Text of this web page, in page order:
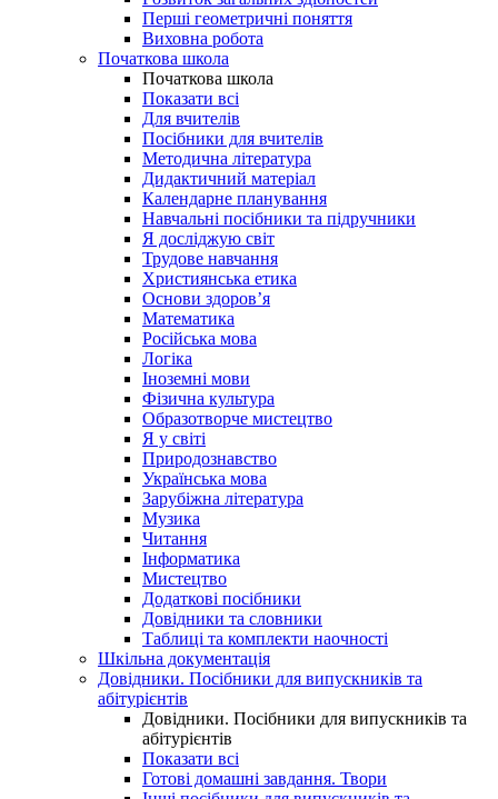
Перші геометричні поняття
Виховна робота
Початкова школа
Початкова школа
Показати всі
Для вчителів
Посібники для вчителів
Методична література
Дидактичний матеріал
Календарне планування
Навчальні посібники та підручники
Я досліджую світ
Трудове навчання
Християнська етика
Основи здоров’я
Математика
Російська мова
Логіка
Іноземні мови
Фізична культура
Образотворче мистецтво
Я у світі
Природознавство
Українська мова
Зарубіжна література
Музика
Читання
Інформатика
Мистецтво
Додаткові посібники
Довідники та словники
Таблиці та комплекти наочності
Шкільна документація
Довідники. Посібники для випускників та
абітурієнтів
Довідники. Посібники для випускників та
абітурієнтів
Показати всі
Готові домашні завдання. Твори